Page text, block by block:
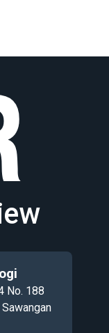
No. 188